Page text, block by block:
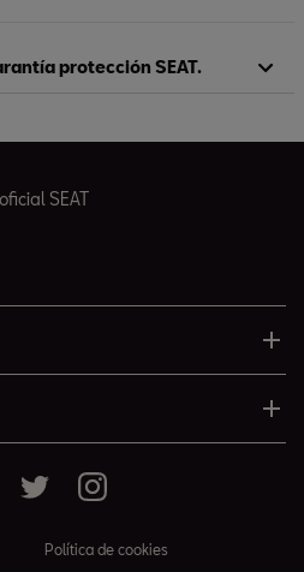
protección SEAT.
SEAT
Política de cookies